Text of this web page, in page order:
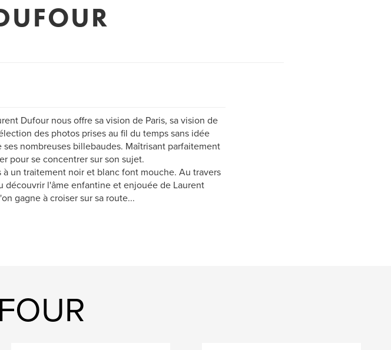
Dufour nous offre sa vision de Paris, sa vision de
des photos prises au fil du temps sans idée
nombreuses billebaudes. Maîtrisant parfaitement
pour se concentrer sur son sujet.
à un traitement noir et blanc font mouche. Au travers
découvrir l'âme enfantine et enjouée de Laurent
gagne à croiser sur sa route...